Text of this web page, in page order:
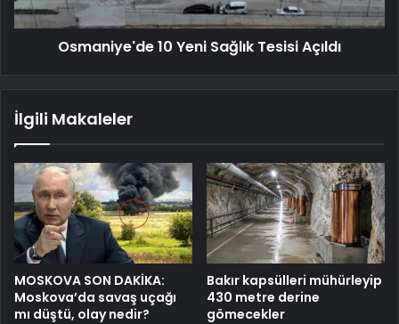
Osmaniye'de 10 Yeni Sağlık Tesisi Açıldı
İlgili Makaleler
MOSKOVA SON DAKİKA:
Moskova’da savaş uçağı
mı düştü, olay nedir?
Bakır kapsülleri mühürleyip
430 metre derine
gömecekler